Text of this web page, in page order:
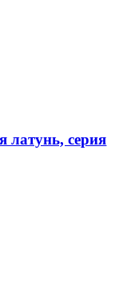
латунь, серия